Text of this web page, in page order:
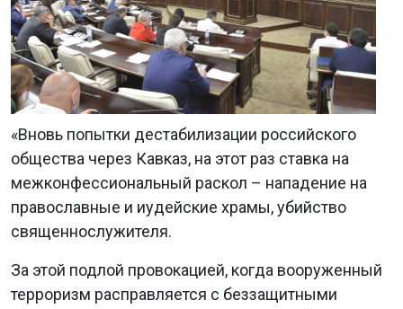
«Вновь попытки дестабилизации российского
общества через Кавказ, на этот раз ставка на
межконфессиональный раскол – нападение на
православные и иудейские храмы, убийство
священнослужителя.
За этой подлой провокацией, когда вооруженный
терроризм расправляется с беззащитными